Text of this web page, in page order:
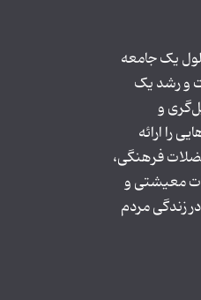
یک جامعه
و رشد یک
و
را ارائه
فرهنگی،
معیشتی و
زندگی مردم